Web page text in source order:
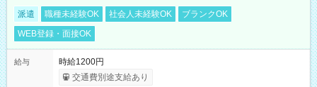
派遣 職種未経験OK 社会人未経験OK
ブランクOK
WEB登録・面接OK
給与
時給1200円
交通費別途支給あり